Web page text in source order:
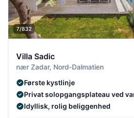
7/832
Villa Sadic
nær Zadar, Nord-Dalmatien
Første kystlinje
Privat solopgangsplateau ved
Idyllisk, rolig beliggenhed